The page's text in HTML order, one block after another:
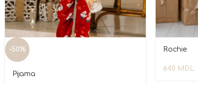
-50%
Pijama
Rochie
640 MDL